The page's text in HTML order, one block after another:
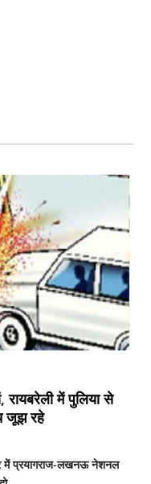
में पुलिया से
जूझ रहे
में प्रयागराज-लखनऊ नेशनल